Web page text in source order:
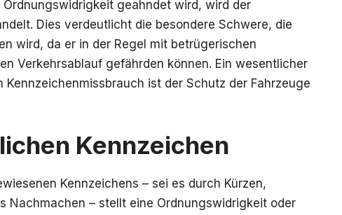
geahndet wird, wird der
Dies verdeutlicht die besondere Schwere, die
wird, da er in der Regel mit betrügerischen
Verkehrsablauf gefährden können. Ein wesentlicher
ist der Schutz der Fahrzeuge
Kennzeichen
Kennzeichens – sei es durch Kürzen,
Nachmachen – stellt eine Ordnungswidrigkeit oder